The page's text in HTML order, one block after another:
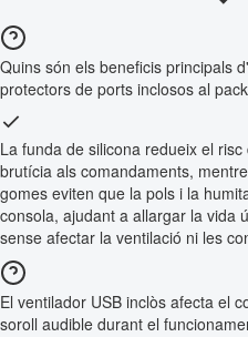
Quins són els beneficis principals
protectors de ports inclosos al
La funda de silicona redueix el
brutícia als comandaments,
gomes eviten que la pols i la
consola, ajudant a allargar la vida
sense afectar la ventilació ni les
El ventilador USB inclòs afecta el
soroll audible durant el